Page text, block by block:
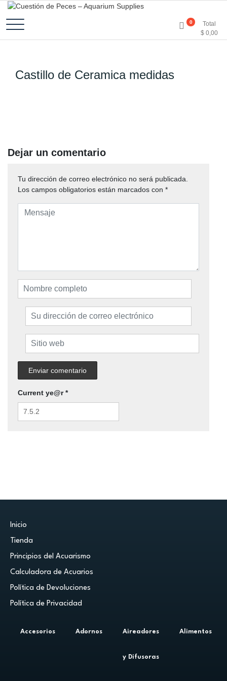
Cuestión de Peces –
Aquarium Supplies
0
Total
$ 0,00
Castillo de Ceramica medidas
Dejar un comentario
Tu dirección de correo electrónico no será publicada.
Los campos obligatorios están marcados con *
Current ye@r*
Inicio
Tienda
Principios del Acuarismo
Calculadora de Acuarios
Política de Devoluciones
Política de Privacidad
Accesorios Adornos Aireadores
y Difusoras
Alimentos